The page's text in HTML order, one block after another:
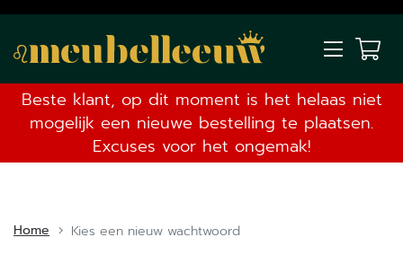
Beste klant, op dit moment is het helaas niet
mogelijk een nieuwe bestelling te plaatsen.
Excuses voor het ongemak!
Home Kies een nieuw wachtwoord